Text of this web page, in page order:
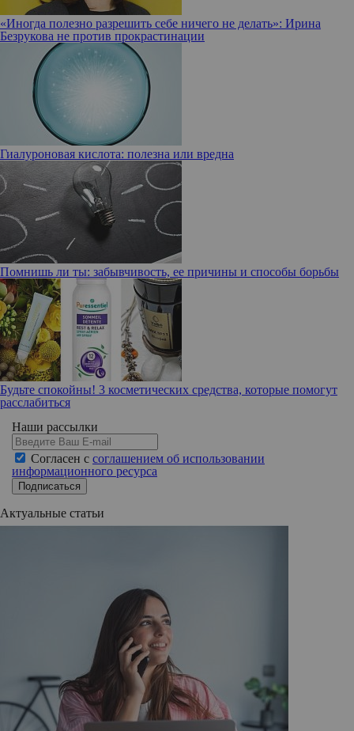
«Иногда полезно разрешить себе ничего не делать»: Ирина
Безрукова не против прокрастинации
Гиалуроновая кислота: полезна или вредна
Помнишь ли ты: забывчивость, ее причины и способы борьбы
Будьте спокойны! 3 косметических средства, которые помогут
расслабиться
Наши рассылки
Согласен с соглашением об использовании
информационного ресурса
Подписаться
Актуальные статьи